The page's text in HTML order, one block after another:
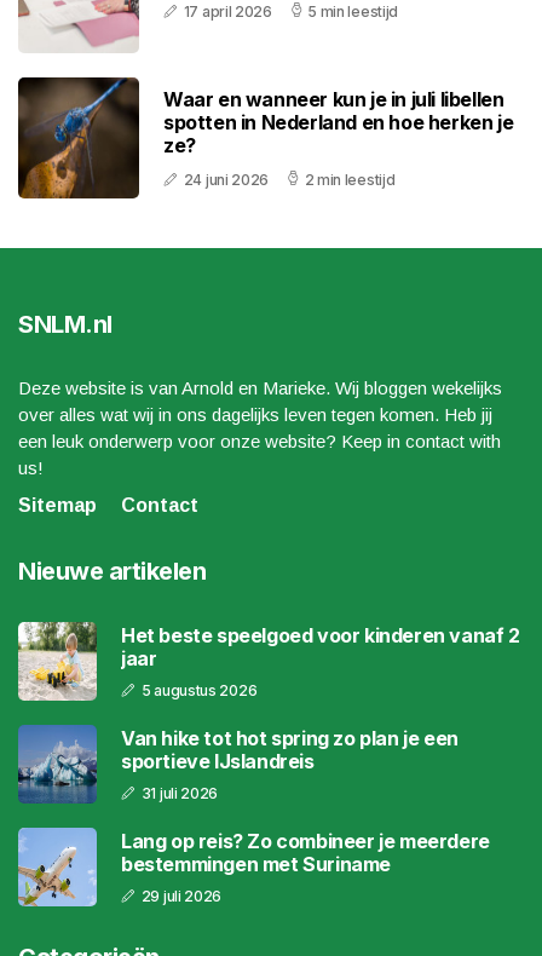
17 april 2026 5 min leestijd
Waar en wanneer kun je in juli libellen
spotten in Nederland en hoe herken je
ze?
24 juni 2026 2 min leestijd
SNLM.nl
Deze website is van Arnold en Marieke. Wij bloggen wekelijks
over alles wat wij in ons dagelijks leven tegen komen. Heb jij
een leuk onderwerp voor onze website? Keep in contact with
us!
Sitemap
Contact
Nieuwe artikelen
Het beste speelgoed voor kinderen vanaf 2
jaar
5 augustus 2026
Van hike tot hot spring zo plan je een
sportieve IJslandreis
31 juli 2026
Lang op reis? Zo combineer je meerdere
bestemmingen met Suriname
29 juli 2026